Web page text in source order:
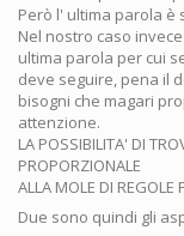
Però l' ultima parola è
Nel nostro caso
ultima parola per cui
deve seguire, pena il
bisogni che magari
attenzione.
LA POSSIBILITA' DI
PROPORZIONALE
ALLA MOLE DI REGOLE
Due sono quindi gli